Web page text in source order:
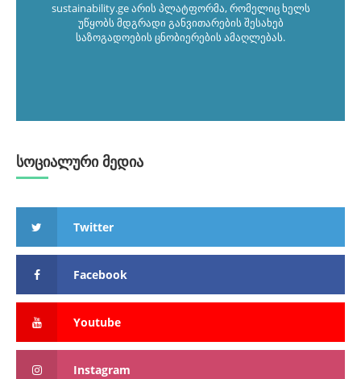
sustainability.ge არის პლატფორმა, რომელიც ხელს
უწყობს მდგრადი განვითარების შესახებ
საზოგადოების ცნობიერების ამაღლებას.
სოციალური მედია
Twitter
Facebook
Youtube
Instagram